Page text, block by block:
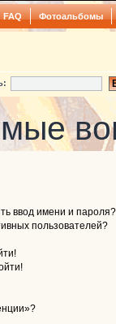
FAQ Фотоальбомы
ввод имени и пароля?
пользователей?